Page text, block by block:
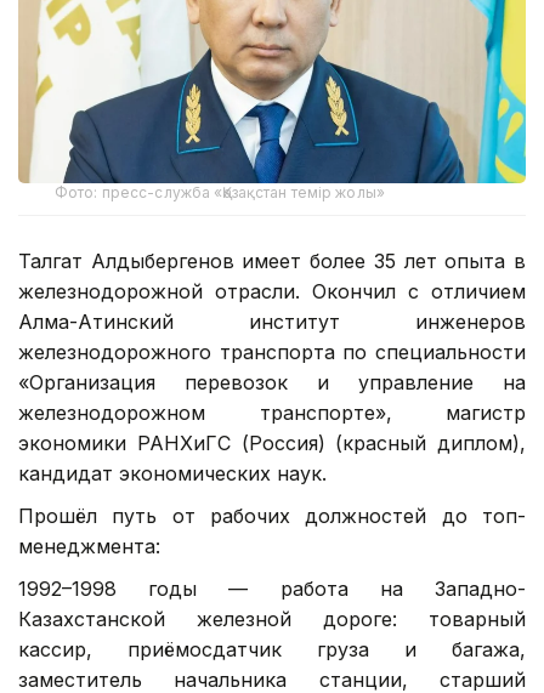
Фото: пресс-служба «Қазақстан темір жолы»
Талгат Алдыбергенов имеет более 35 лет опыта в
железнодорожной отрасли. Окончил с отличием
Алма-Атинский институт инженеров
железнодорожного транспорта по специальности
«Организация перевозок и управление на
железнодорожном транспорте», магистр
экономики РАНХиГС (Россия) (красный диплом),
кандидат экономических наук.
Прошёл путь от рабочих должностей до топ-
менеджмента:
1992–1998 годы — работа на Западно-
Казахстанской железной дороге: товарный
кассир, приёмосдатчик груза и багажа,
заместитель начальника станции, старший